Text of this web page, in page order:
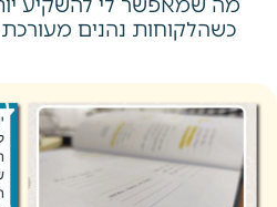
כשהלקוחות נהנים מעורכת